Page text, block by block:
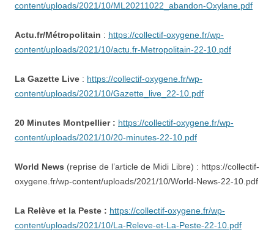
content/uploads/2021/10/ML20211022_abandon-Oxylane.pdf
Actu.fr/Métropolitain : https://collectif-oxygene.fr/wp-
content/uploads/2021/10/actu.fr-Metropolitain-22-10.pdf
La Gazette Live : https://collectif-oxygene.fr/wp-
content/uploads/2021/10/Gazette_live_22-10.pdf
20 Minutes Montpellier : https://collectif-oxygene.fr/wp-
content/uploads/2021/10/20-minutes-22-10.pdf
World News (reprise de l’article de Midi Libre) : https://collectif-
oxygene.fr/wp-content/uploads/2021/10/World-News-22-10.pdf
La Relève et la Peste : https://collectif-oxygene.fr/wp-
content/uploads/2021/10/La-Releve-et-La-Peste-22-10.pdf